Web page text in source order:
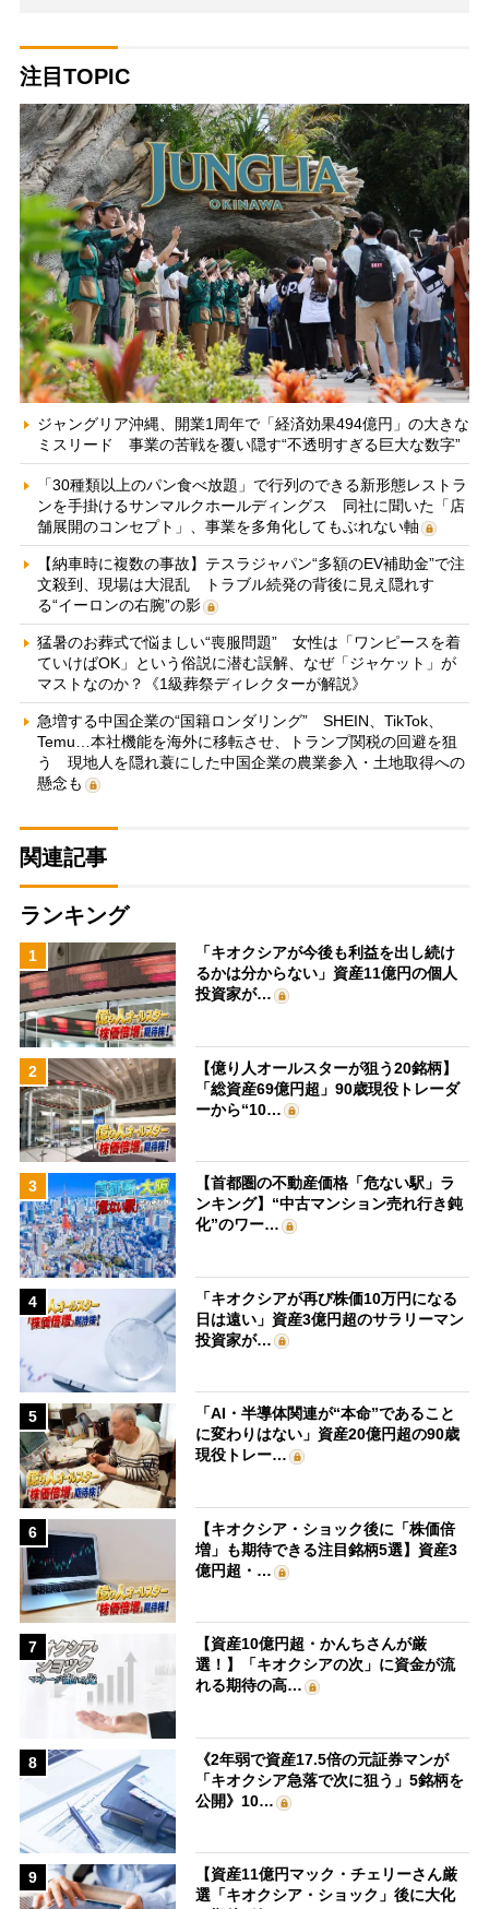
注目TOPIC
ジャングリア沖縄、開業1周年で「経済効果494億円」の大きな
ミスリード 事業の苦戦を覆い隠す“不透明すぎる巨大な数字”
「30種類以上のパン食べ放題」で行列のできる新形態レストラ
ンを手掛けるサンマルクホールディングス 同社に聞いた「店
舗展開のコンセプト」、事業を多角化してもぶれない軸
【納車時に複数の事故】テスラジャパン“多額のEV補助金”で注
文殺到、現場は大混乱 トラブル続発の背後に見え隠れす
る“イーロンの右腕”の影
猛暑のお葬式で悩ましい“喪服問題” 女性は「ワンピースを着
ていけばOK」という俗説に潜む誤解、なぜ「ジャケット」が
マストなのか？《1級葬祭ディレクターが解説》
急増する中国企業の“国籍ロンダリング” SHEIN、TikTok、
Temu…本社機能を海外に移転させ、トランプ関税の回避を狙
う 現地人を隠れ蓑にした中国企業の農業参入・土地取得への
懸念も
関連記事
ランキング
1
「キオクシアが今後も利益を出し続け
るかは分からない」資産11億円の個人
投資家が…
2
【億り人オールスターが狙う20銘柄】
「総資産69億円超」90歳現役トレーダ
ーから“10…
3
【首都圏の不動産価格「危ない駅」ラ
ンキング】“中古マンション売れ行き鈍
化”のワー…
4
「キオクシアが再び株価10万円になる
日は遠い」資産3億円超のサラリーマン
投資家が…
5
「AI・半導体関連が“本命”であること
に変わりはない」資産20億円超の90歳
現役トレー…
6
【キオクシア・ショック後に「株価倍
増」も期待できる注目銘柄5選】資産3
億円超・…
7
【資産10億円超・かんちさんが厳
選！】「キオクシアの次」に資金が流
れる期待の高…
8
《2年弱で資産17.5倍の元証券マンが
「キオクシア急落で次に狙う」5銘柄を
公開》10…
9
【資産11億円マック・チェリーさん厳
選「キオクシア・ショック」後に大化